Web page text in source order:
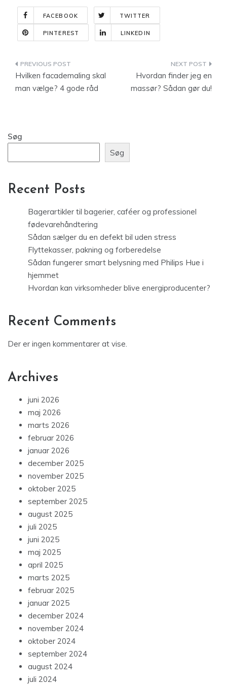
FACEBOOK TWITTER
PINTEREST LINKEDIN
Indlægsnavigation
Hvilken facademaling skal
man vælge? 4 gode råd
Hvordan finder jeg en
massør? Sådan gør du!
Søg
Søg
Recent Posts
Bagerartikler til bagerier, caféer og professionel
fødevarehåndtering
Sådan sælger du en defekt bil uden stress
Flyttekasser, pakning og forberedelse
Sådan fungerer smart belysning med Philips Hue i
hjemmet
Hvordan kan virksomheder blive energiproducenter?
Recent Comments
Der er ingen kommentarer at vise.
Archives
juni 2026
maj 2026
marts 2026
februar 2026
januar 2026
december 2025
november 2025
oktober 2025
september 2025
august 2025
juli 2025
juni 2025
maj 2025
april 2025
marts 2025
februar 2025
januar 2025
december 2024
november 2024
oktober 2024
september 2024
august 2024
juli 2024